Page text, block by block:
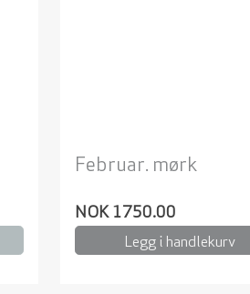
Februar. mørk
NOK 1750.00
Legg i handlekurv